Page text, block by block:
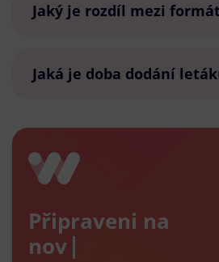
Jaký je rozdíl mezi
Jaká je doba dodání
Připraveni na
nový e-s